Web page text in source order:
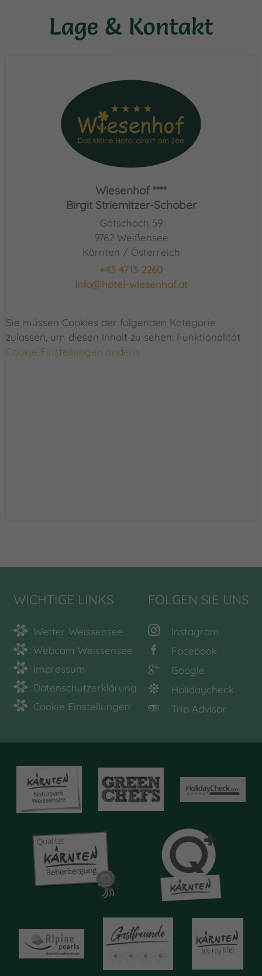
Lage & Kontakt
Wiesenhof ****
Birgit Striemitzer-Schober
Gatschach 59
9762 Weißensee
Kärnten / Österreich
+43 4713 2260
info@hotel-wiesenhof.at
Sie müssen Cookies der folgenden Kategorie
zulassen, um diesen Inhalt zu sehen: Funktionalität
Cookie Einstellungen ändern
WICHTIGE LINKS
Wetter Weissensee
Webcam Weissensee
Impressum
Datenschutzerklärung
Cookie Einstellungen
FOLGEN SIE UNS
Instagram
Facebook
Google
Holidaycheck
Trip Advisor